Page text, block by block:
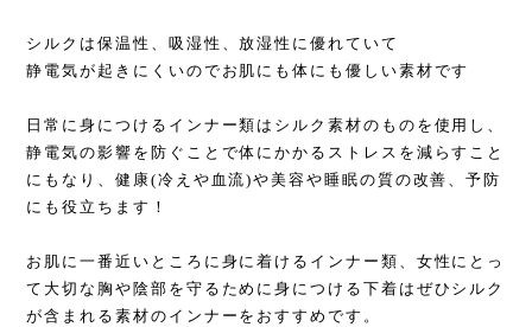
シルクは保温性、吸湿性、放湿性に優れていて
静電気が起きにくいのでお肌にも体にも優しい素材です
日常に身につけるインナー類はシルク素材のものを使用し、
静電気の影響を防ぐことで体にかかるストレスを減らすこと
にもなり、健康(冷えや血流)や美容や睡眠の質の改善、予防
にも役立ちます！
お肌に一番近いところに身に着けるインナー類、女性にとっ
て大切な胸や陰部を守るために身につける下着はぜひシルク
が含まれる素材のインナーをおすすめです。